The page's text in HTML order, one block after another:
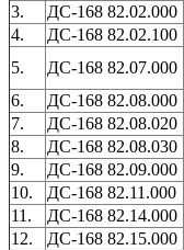
3.
ДС-168 82.02.000
4.
ДС-168 82.02.100
5.
ДС-168 82.07.000
6.
ДС-168 82.08.000
7.
ДС-168 82.08.020
8.
ДС-168 82.08.030
9.
ДС-168 82.09.000
10.
ДС-168 82.11.000
11.
ДС-168 82.14.000
12.
ДС-168 82.15.000